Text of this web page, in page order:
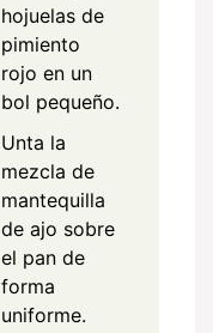
hojuelas de
pimiento
rojo en un
bol pequeño.
Unta la
mezcla de
mantequilla
de ajo sobre
el pan de
forma
uniforme.